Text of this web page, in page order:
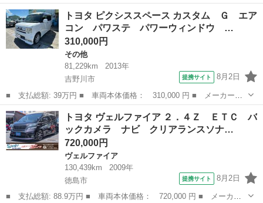
名： トヨタ ■ 車種名： ｂＢ ■ グレード名： Ｓ 社外アル
ミ ＤＶＤ ■ 排気量： 1300cc ■ ドア枚数： 5D ■ ミッショ
ン...
香川 高松市 bB
トヨタ ピクシススペース カスタム Ｇ エア
コン パワステ パワーウィンドウ …
310,000円
その他
81,229km
2013年
吉野川市
提携サイト 8月2日
■ 支払総額: 39万円 ■ 車両本体価格： 310,000 円 ■ メーカー
名： トヨタ ■ 車種名： ピクシススペース ■ グレード名： カ
スタム Ｇ エアコン パワステ パワーウィンドウ キーレス Ｅ
ＴＣ バックカメ...
徳島 吉野川市 その他
トヨタ ヴェルファイア ２．４Ｚ ＥＴＣ バ
ックカメラ ナビ クリアランスソナ…
720,000円
ヴェルファイア
130,439km
2009年
徳島市
提携サイト 8月2日
■ 支払総額: 88.9万円 ■ 車両本体価格： 720,000 円 ■ メーカー